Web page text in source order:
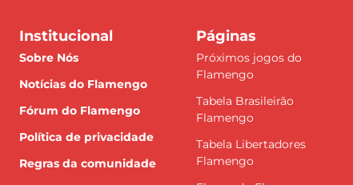
Institucional
Sobre Nós
Notícias do Flamengo
Fórum do Flamengo
Política de privacidade
Regras da comunidade
Páginas
Próximos jogos do
Flamengo
Tabela Brasileirão
Flamengo
Tabela Libertadores
Flamengo